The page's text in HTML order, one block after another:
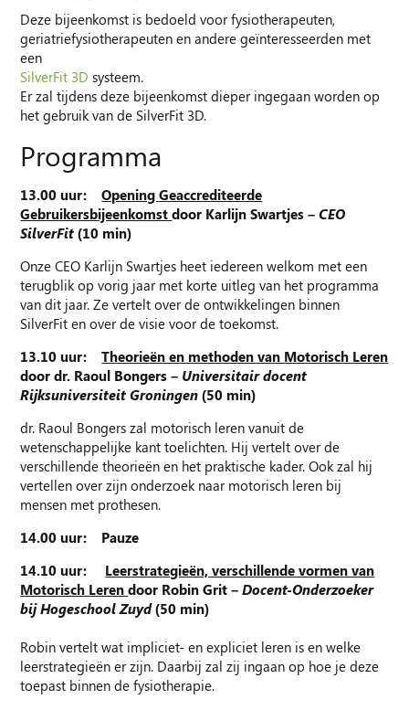
Deze bijeenkomst is bedoeld voor fysiotherapeuten,
geriatriefysiotherapeuten en andere geïnteresseerden met
een
SilverFit 3D systeem.
Er zal tijdens deze bijeenkomst dieper ingegaan worden op
het gebruik van de SilverFit 3D.
Programma
13.00 uur:Opening Geaccrediteerde
Gebruikersbijeenkomstdoor Karlijn Swartjes –CEO
SilverFit (10 min)
Onze CEO Karlijn Swartjes heet iedereen welkom met een
terugblik op vorig jaar met korte uitleg van het programma
van dit jaar. Ze vertelt over de ontwikkelingen binnen
SilverFit en over de visie voor de toekomst.
13.10 uur:Theorieën en methoden van Motorisch Leren
door dr. Raoul Bongers – Universitair docent
Rijksuniversiteit Groningen (50 min)
dr. Raoul Bongers zal motorisch leren vanuit de
wetenschappelijke kant toelichten. Hij vertelt over de
verschillende theorieën en het praktische kader. Ook zal hij
vertellen over zijn onderzoek naar motorisch leren bij
mensen met prothesen.
14.00 uur: Pauze
14.10 uur: Leerstrategieën, verschillende vormen van
Motorisch Lerendoor Robin Grit –Docent-Onderzoeker
bij Hogeschool Zuyd(50 min)
Robin vertelt wat impliciet- en expliciet leren is en welke
leerstrategieën er zijn. Daarbij zal zij ingaan op hoe je deze
toepast binnen de fysiotherapie.